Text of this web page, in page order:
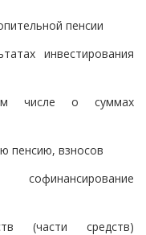
пенсии
инвестирования
числе о суммах
пенсию, взносов
(части средств)